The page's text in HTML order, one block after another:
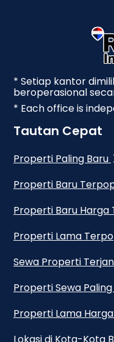
* Setiap kantor
beroperasional
* Each office is
Tautan Cepat
Properti Paling Baru
Properti Baru
Properti Baru Harga
Properti Lama
Sewa Properti
Properti Sewa
Properti Lama